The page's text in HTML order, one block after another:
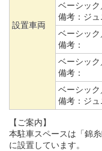
設置車両
ベーシック
備考： ジ
ベーシック
備考：
ベーシック
備考：
ベーシック
備考： ジ
【ご案内】
本駐車スペースは「錦
に設置しています。